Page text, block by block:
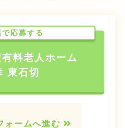
で応募する
料老人ホーム
東石切
ォームへ進む